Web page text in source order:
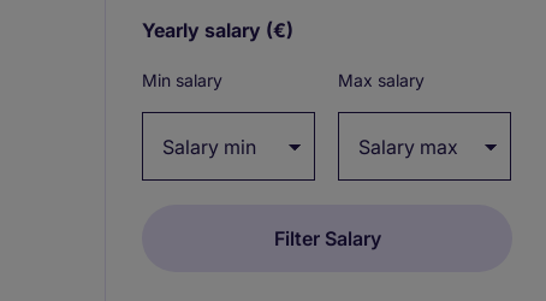
Yearly salary (€)
Min salary Max salary